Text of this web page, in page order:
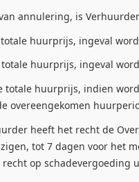
annulering, is
totale huurprijs, ingeval
totale huurprijs, ingeval
totale huurprijs, indien
overeengekomen
heeft het recht de
tot 7 dagen voor het
op schadevergoeding